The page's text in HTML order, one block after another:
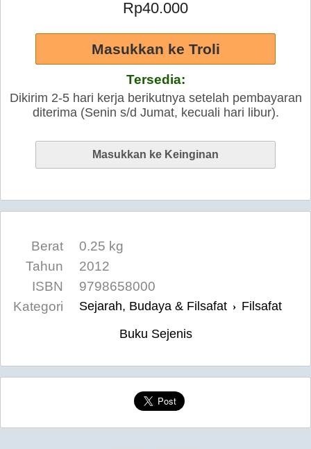
Rp40.000
Tersedia:
Dikirim 2-5 hari kerja berikutnya setelah pembayaran
diterima (Senin s/d Jumat, kecuali hari libur).
Berat
0.25 kg
Tahun
2012
ISBN
9798658000
Kategori
Sejarah, Budaya & Filsafat › Filsafat
Buku Sejenis